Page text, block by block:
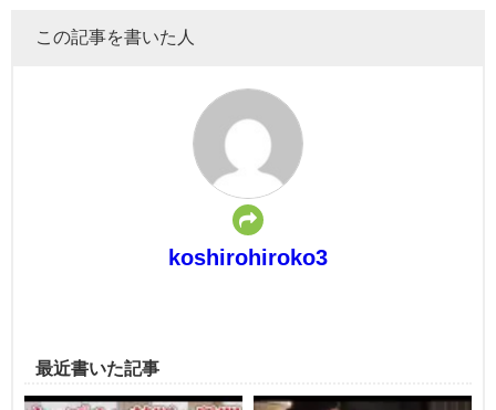
この記事を書いた人
koshirohiroko3
最近書いた記事